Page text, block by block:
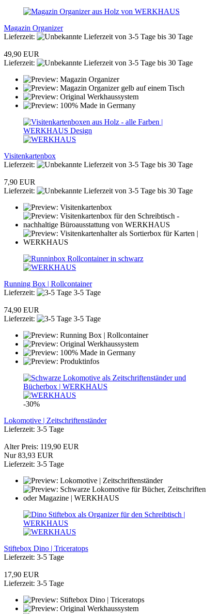
Magazin Organizer
Lieferzeit:
von 3-5 Tage bis 30 Tage
49,90 EUR
Lieferzeit:
von 3-5 Tage bis 30 Tage
Visitenkartenbox
Lieferzeit:
von 3-5 Tage bis 30 Tage
7,90 EUR
Lieferzeit:
von 3-5 Tage bis 30 Tage
Running Box | Rollcontainer
Lieferzeit:
3-5 Tage
74,90 EUR
Lieferzeit:
3-5 Tage
-30%
Lokomotive | Zeitschriftenständer
Lieferzeit: 3-5 Tage
Alter Preis: 119,90 EUR
Nur 83,93 EUR
Lieferzeit: 3-5 Tage
Stiftebox Dino | Triceratops
Lieferzeit: 3-5 Tage
17,90 EUR
Lieferzeit: 3-5 Tage